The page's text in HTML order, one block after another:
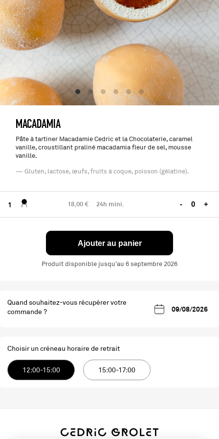
Quand souhaitez-vous récupérer votre
commande ?
Choisir un créneau horaire de retrait
12:00-15:00 15:00-17:00
MACADAMIA
Pâte à tartiner Macadamie Cedric et la Chocolaterie, caramel
vanille, croustillant praliné macadamia fleur de sel, mousse
vanille.
— Gluten, lactose, œufs, fruits à coque, poisson (gélatine).
1 18,00 € 24h mini. - +
Ajouter au panier
Produit disponible jusqu'au 6 septembre 2026